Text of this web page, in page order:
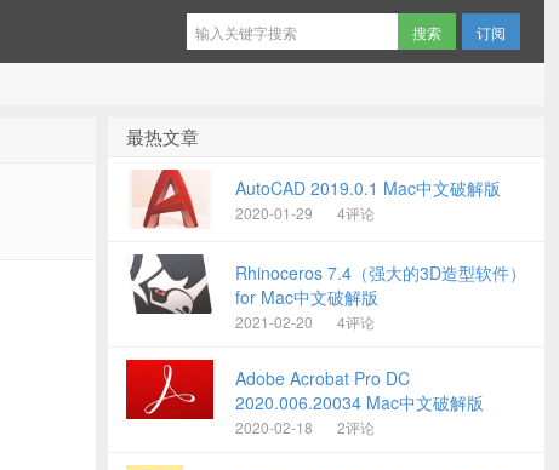
订阅
最热文章
AutoCAD 2019.0.1 Mac中文破解版
2020-01-29 4评论
Rhinoceros 7.4（强大的3D造型软件）
for Mac中文破解版
2021-02-20 4评论
Adobe Acrobat Pro DC
2020.006.20034 Mac中文破解版
2020-02-18 2评论